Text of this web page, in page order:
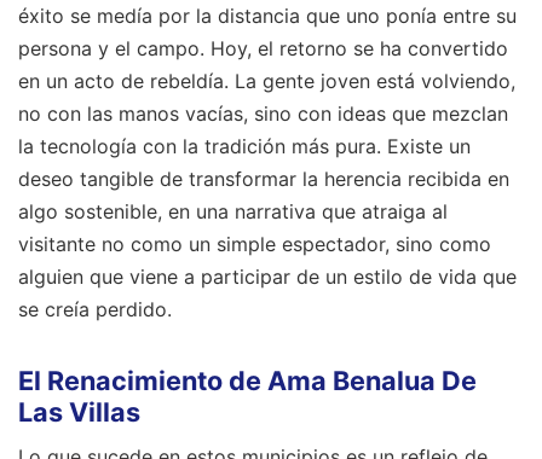
éxito se medía por la distancia que uno ponía entre su
persona y el campo. Hoy, el retorno se ha convertido
en un acto de rebeldía. La gente joven está volviendo,
no con las manos vacías, sino con ideas que mezclan
la tecnología con la tradición más pura. Existe un
deseo tangible de transformar la herencia recibida en
algo sostenible, en una narrativa que atraiga al
visitante no como un simple espectador, sino como
alguien que viene a participar de un estilo de vida que
se creía perdido.
El Renacimiento de Ama Benalua De
Las Villas